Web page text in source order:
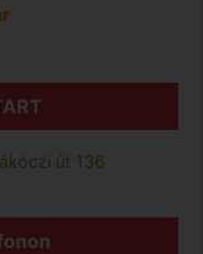
út 136